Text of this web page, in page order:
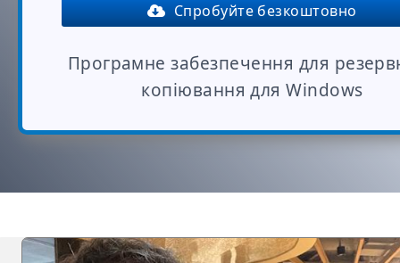
Спробуйте безкоштовно
Програмне забезпечення для
копіювання для Windows